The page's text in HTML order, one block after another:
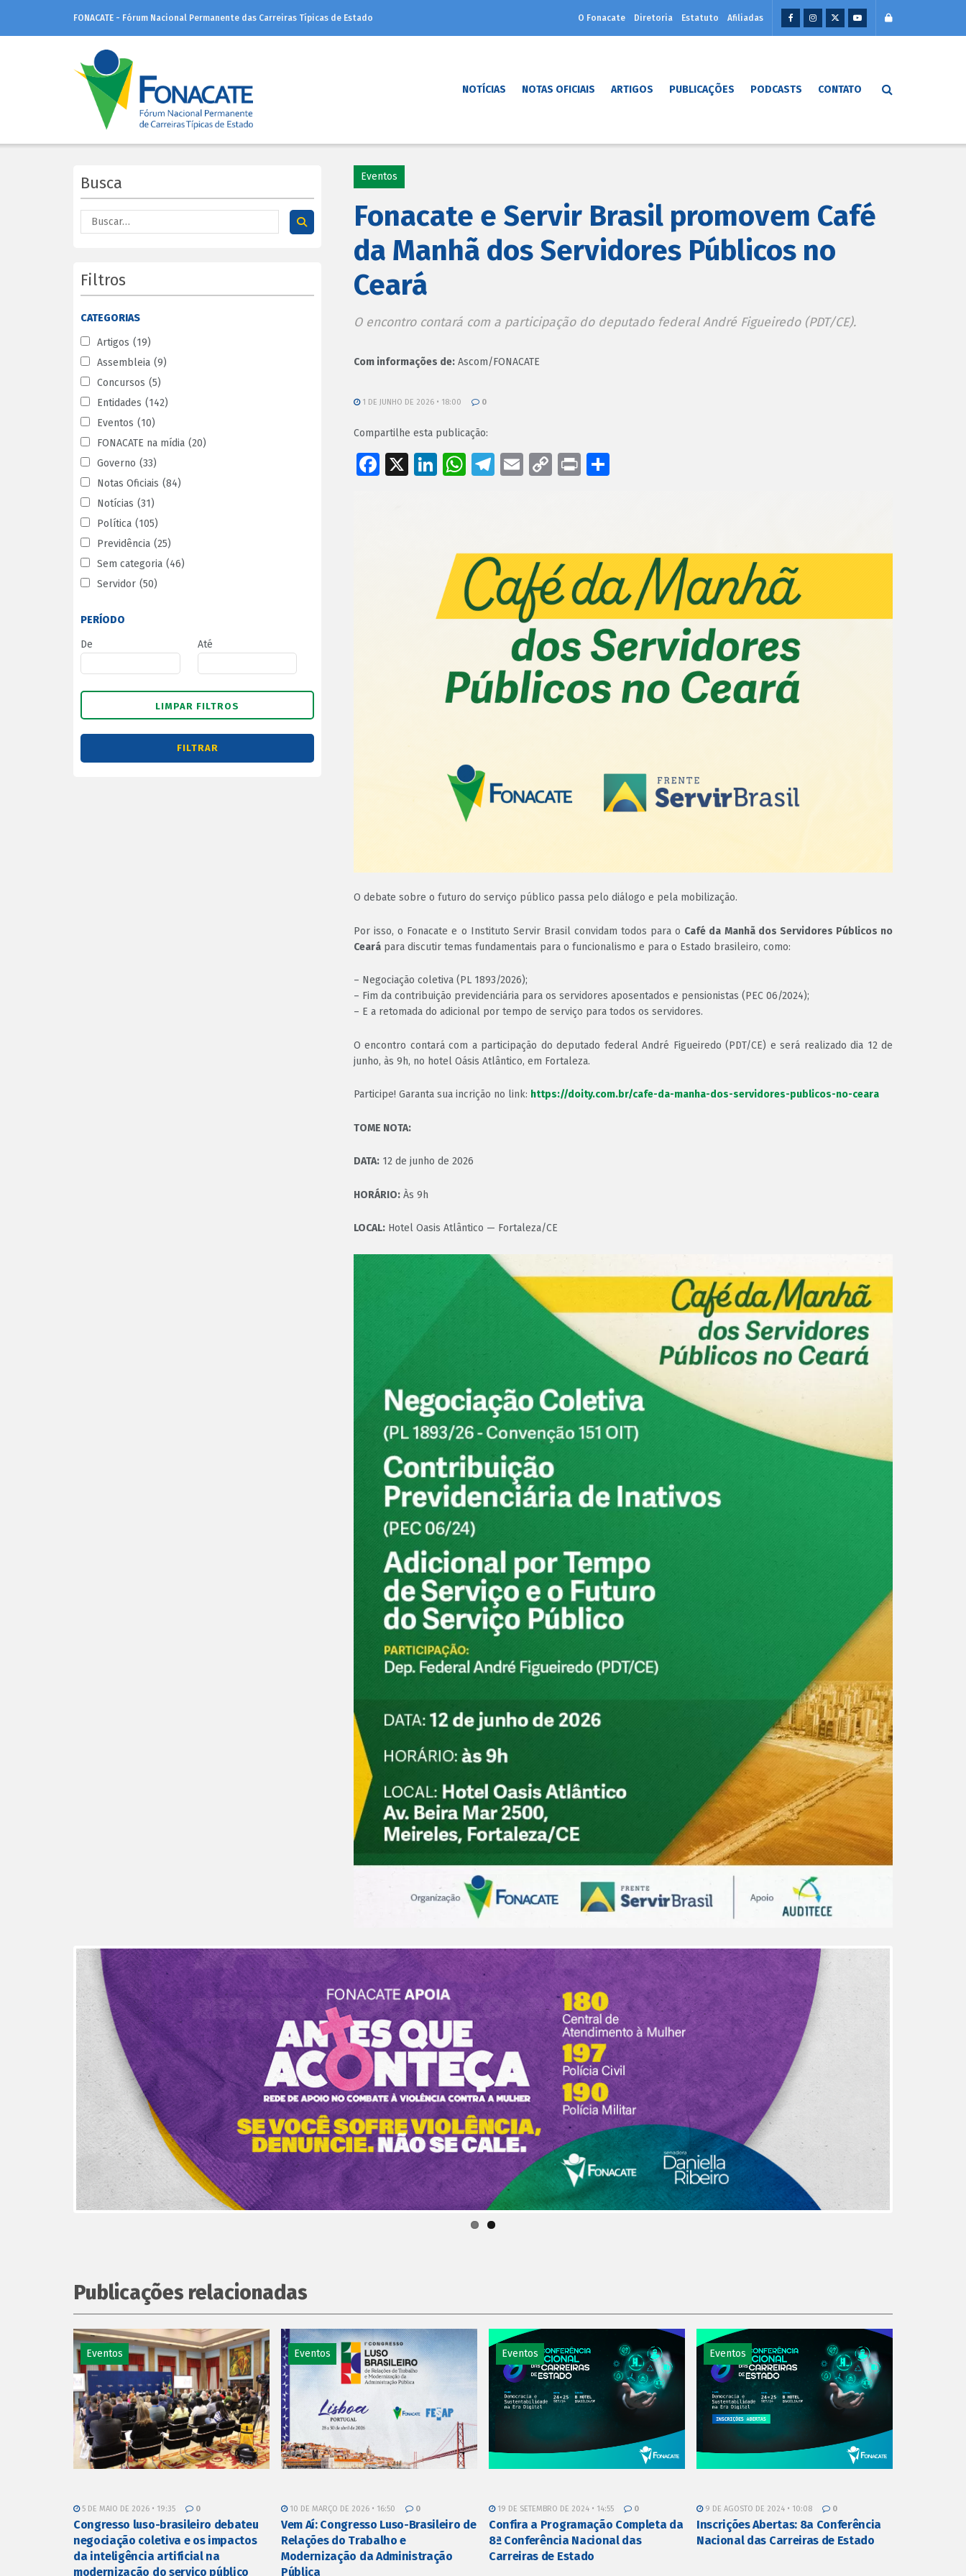
FONACATE - Fórum Nacional Permanente das Carreiras Típicas de Estado O Fonacate Diretoria Estatuto Afiliadas
NOTÍCIAS NOTAS OFICIAIS ARTIGOS PUBLICAÇÕES PODCASTS CONTATO
Eventos
Fonacate e Servir Brasil promovem Café
da Manhã dos Servidores Públicos no
Ceará
O encontro contará com a participação do deputado federal André Figueiredo (PDT/CE).
Com informações de: Ascom/FONACATE
1 DE JUNHO DE 2026 • 18:00 0
Compartilhe esta publicação:
Facebook
X LinkedIn
WhatsApp
Telegram
EmailCopyPrint
O debate sobre o futuro do serviço público passa pelo diálogo e pela mobilização.
Por isso, o Fonacate e o Instituto Servir Brasil convidam todos para o Café da Manhã dos Servidores Públicos no
Ceará para discutir temas fundamentais para o funcionalismo e para o Estado brasileiro, como:
– Negociação coletiva (PL 1893/2026);
– Fim da contribuição previdenciária para os servidores aposentados e pensionistas (PEC 06/2024);
– E a retomada do adicional por tempo de serviço para todos os servidores.
O encontro contará com a participação do deputado federal André Figueiredo (PDT/CE) e será realizado dia 12 de
junho, às 9h, no hotel Oásis Atlântico, em Fortaleza.
Participe! Garanta sua incrição no link: https://doity.com.br/cafe-da-manha-dos-servidores-publicos-no-ceara
TOME NOTA:
DATA: 12 de junho de 2026
HORÁRIO: Às 9h
LOCAL: Hotel Oasis Atlântico — Fortaleza/CE
Busca
Filtros
CATEGORIAS
Artigos (19)
Assembleia (9)
Concursos (5)
Entidades (142)
Eventos (10)
FONACATE na mídia (20)
Governo (33)
Notas Oficiais (84)
Notícias (31)
Política (105)
Previdência (25)
Sem categoria (46)
Servidor (50)
PERÍODO
De
Até
Publicações relacionadas
Eventos
5 DE MAIO DE 2026 • 19:35 0
Congresso luso-brasileiro debateu
negociação coletiva e os impactos
da inteligência artificial na
modernização do serviço público
Eventos
10 DE MARÇO DE 2026 • 16:50 0
Vem Aí: Congresso Luso-Brasileiro de
Relações do Trabalho e
Modernização da Administração
Pública
Eventos
19 DE SETEMBRO DE 2024 • 14:55 0
Confira a Programação Completa da
8ª Conferência Nacional das
Carreiras de Estado
Eventos
9 DE AGOSTO DE 2024 • 10:08 0
Inscrições Abertas: 8a Conferência
Nacional das Carreiras de Estado